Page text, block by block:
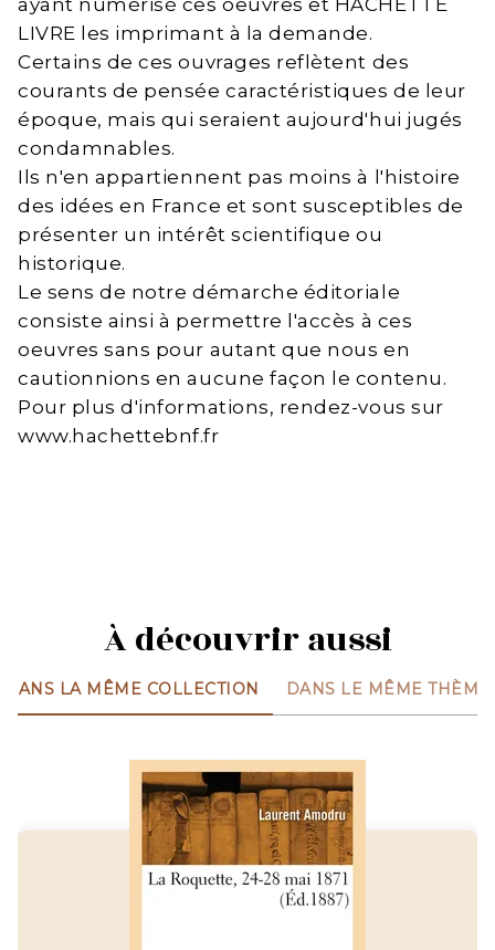
ayant numérisé ces oeuvres et HACHETTE
LIVRE les imprimant à la demande.
Certains de ces ouvrages reflètent des
courants de pensée caractéristiques de leur
époque, mais qui seraient aujourd'hui jugés
condamnables.
Ils n'en appartiennent pas moins à l'histoire
des idées en France et sont susceptibles de
présenter un intérêt scientifique ou
historique.
Le sens de notre démarche éditoriale
consiste ainsi à permettre l'accès à ces
oeuvres sans pour autant que nous en
cautionnions en aucune façon le contenu.
Pour plus d'informations, rendez-vous sur
www.hachettebnf.fr
À découvrir aussi
DANS LA MÊME COLLECTION DANS LE MÊME THÈME